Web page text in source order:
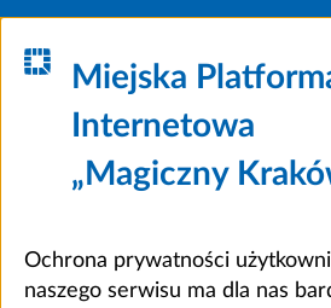
Miejska
Internetowa
„Magiczny
Ochrona prywatności
naszego serwisu ma dla nas